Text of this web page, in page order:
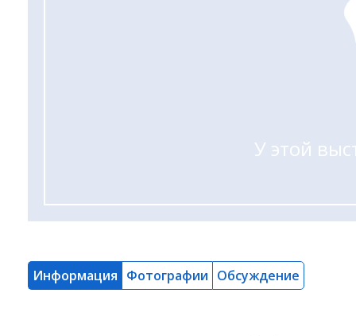
У этой
Информация Фотографии Обсуждение